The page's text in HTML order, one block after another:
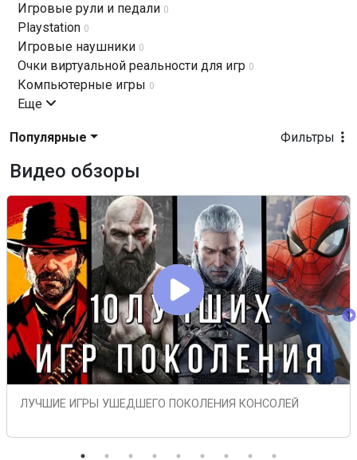
Игровые рули и педали 0
Playstation 0
Игровые наушники 0
Очки виртуальной реальности для игр 0
Компьютерные игры 0
Еще
Фильтры
Популярные
Видео обзоры
ЛУЧШИЕ ИГРЫ УШЕДШЕГО ПОКОЛЕНИЯ КОНСОЛЕЙ